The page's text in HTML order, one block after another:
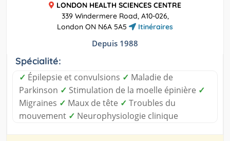
LONDON HEALTH SCIENCES CENTRE
339 Windermere Road, A10-026,
London ON N6A 5A5
Itinéraires
Depuis 1988
Spécialité:
✓ Épilepsie et convulsions ✓ Maladie de
Parkinson ✓ Stimulation de la moelle épinière ✓
Migraines ✓ Maux de tête ✓ Troubles du
mouvement ✓ Neurophysiologie clinique